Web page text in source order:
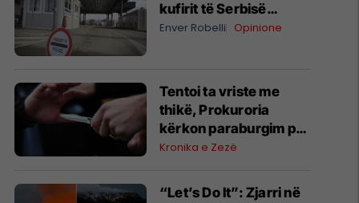
kufirit të Serbisë…
Enver Robelli Opinione
Tentoi ta vriste me
thikë, Prokuroria
kërkon paraburgim për
të dyshuarin në
Kronika e Zezë
“Let’s Do It”: Zjarri në